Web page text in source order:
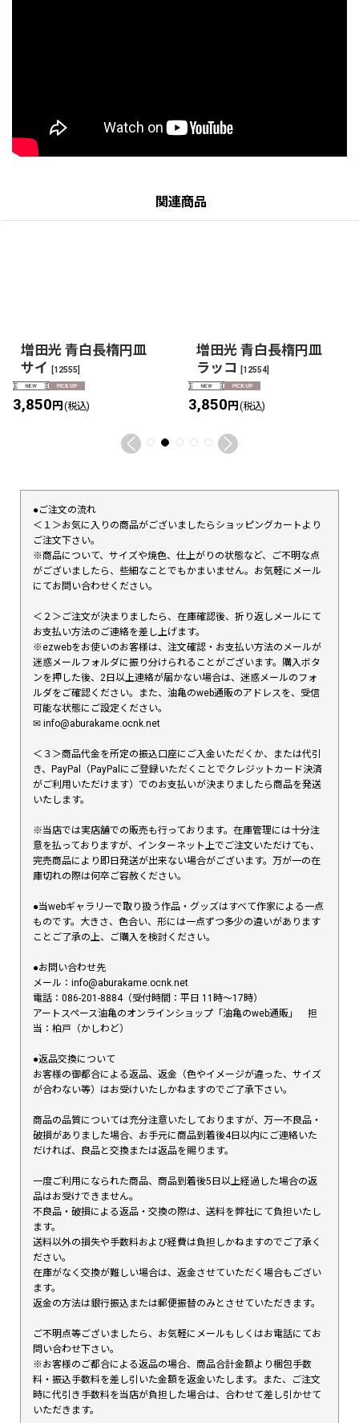
関連商品
増田光 青白長楕円皿
サイ
[12555]
3,850円 (税込)
増田光 青白長楕円皿
ラッコ
[12554]
3,850円 (税込)
●ご注文の流れ
＜１＞お気に入りの商品がございましたらショッピングカートより
ご注文下さい。
※商品について、サイズや焼色、仕上がりの状態など、ご不明な点
がございましたら、些細なことでもかまいません。お気軽にメール
にてお問い合わせください。
＜２＞ご注文が決まりましたら、在庫確認後、折り返しメールにて
お支払い方法のご連絡を差し上げます。
※ezwebをお使いのお客様は、注文確認・お支払い方法のメールが
迷惑メールフォルダに振り分けられることがございます。購入ボタ
ンを押した後、2日以上連絡が届かない場合は、迷惑メールのフォ
ルダをご確認ください。また、油亀のweb通販のアドレスを、受信
可能な状態にご設定ください。
✉︎ info@aburakame.ocnk.net
＜３＞商品代金を所定の振込口座にご入金いただくか、または代引
き、PayPal（PayPalにご登録いただくことでクレジットカード決済
がご利用いただけます）でのお支払いが決まりましたら商品を発送
いたします。
※当店では実店舗での販売も行っております。在庫管理には十分注
意を払っておりますが、インターネット上でご注文いただけても、
完売商品により即日発送が出来ない場合がございます。万が一の在
庫切れの際は何卒ご容赦ください。
●当webギャラリーで取り扱う作品・グッズはすべて作家による一点
ものです。大きさ、色合い、形には一点ずつ多少の違いがあります
ことご了承の上、ご購入を検討ください。
●お問い合わせ先
メール：info@aburakame.ocnk.net
電話：086-201-8884（受付時間：平日 11時〜17時）
アートスペース油亀のオンラインショップ「油亀のweb通販」 担
当：柏戸（かしわど）
●返品交換について
お客様の御都合による返品、返金（色やイメージが違った、サイズ
が合わない等）はお受けいたしかねますのでご了承下さい。
商品の品質については充分注意いたしておりますが、万一不良品・
破損がありました場合、お手元に商品到着後4日以内にご連絡いた
だければ、良品と交換または返品を賜ります。
一度ご利用になられた商品、商品到着後5日以上経過した場合の返
品はお受けできません。
不良品・破損による返品・交換の際は、送料を弊社にて負担いたし
ます。
送料以外の損失や手数料および経費は負担しかねますのでご了承く
ださい。
在庫がなく交換が難しい場合は、返金させていただく場合もござい
ます。
返金の方法は銀行振込または郵便振替のみとさせていただきます。
ご不明点等ございましたら、お気軽にメールもしくはお電話にてお
問い合わせ下さい。
※お客様のご都合による返品の場合、商品合計金額より梱包手数
料・振込手数料を差し引いた金額を返金いたします。また、ご注文
時に代引き手数料を当店が負担した場合は、合わせて差し引かせて
いただきます。